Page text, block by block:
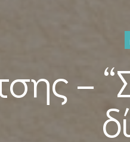
–